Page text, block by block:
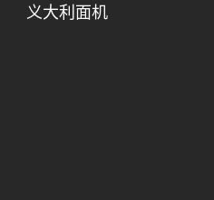
义大利面机